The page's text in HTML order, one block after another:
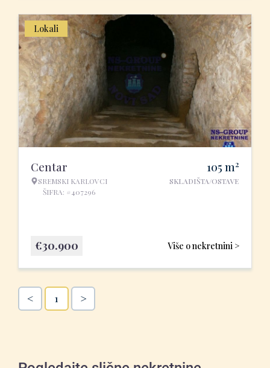
Lokali
Centar
SREMSKI KARLOVCI
ŠIFRA: #407296
105 m2
SKLADIŠTA/OSTAVE
Više o nekretnini >
€30.900
< 1 >